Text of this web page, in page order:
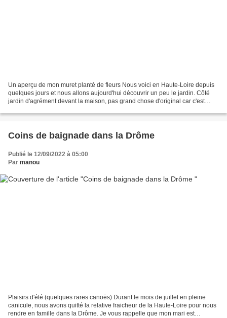
Un aperçu de mon muret planté de fleurs Nous voici en Haute-Loire depuis
quelques jours et nous allons aujourd'hui découvrir un peu le jardin. Côté
jardin d'agrément devant la maison, pas grand chose d'original car c'est
Coins de baignade dans la Drôme
Publié le 12/09/2022 à 05:00
Par manou
Plaisirs d'été (quelques rares canoës) Durant le mois de juillet en pleine
canicule, nous avons quitté la relative fraicheur de la Haute-Loire pour nous
rendre en famille dans la Drôme. Je vous rappelle que mon mari est